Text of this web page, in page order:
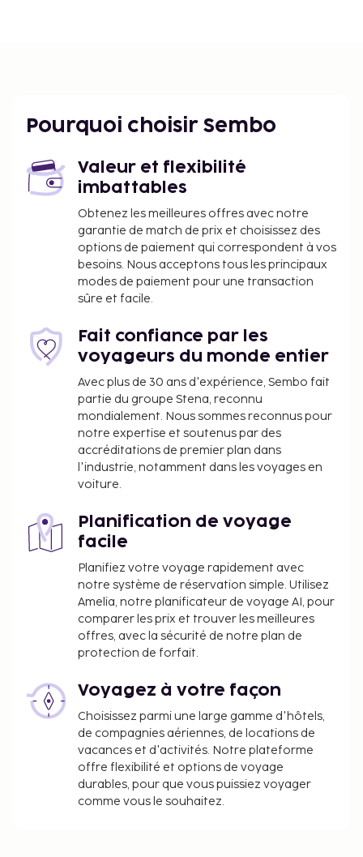
Pourquoi choisir Sembo
Valeur et flexibilité
imbattables
Obtenez les meilleures offres avec notre
garantie de match de prix et choisissez des
options de paiement qui correspondent à vos
besoins. Nous acceptons tous les principaux
modes de paiement pour une transaction
sûre et facile.
Fait confiance par les
voyageurs du monde entier
Avec plus de 30 ans d'expérience, Sembo fait
partie du groupe Stena, reconnu
mondialement. Nous sommes reconnus pour
notre expertise et soutenus par des
accréditations de premier plan dans
l'industrie, notamment dans les voyages en
voiture.
Planification de voyage
facile
Planifiez votre voyage rapidement avec
notre système de réservation simple. Utilisez
Amelia, notre planificateur de voyage AI, pour
comparer les prix et trouver les meilleures
offres, avec la sécurité de notre plan de
protection de forfait.
Voyagez à votre façon
Choisissez parmi une large gamme d'hôtels,
de compagnies aériennes, de locations de
vacances et d'activités. Notre plateforme
offre flexibilité et options de voyage
durables, pour que vous puissiez voyager
comme vous le souhaitez.